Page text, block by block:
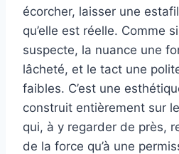
écorcher, laisser une
qu’elle est réelle. Comme
suspecte, la nuance une
lâcheté, et le tact une
faibles. C’est une
construit entièrement sur
qui, à y regarder de près,
de la force qu’à une